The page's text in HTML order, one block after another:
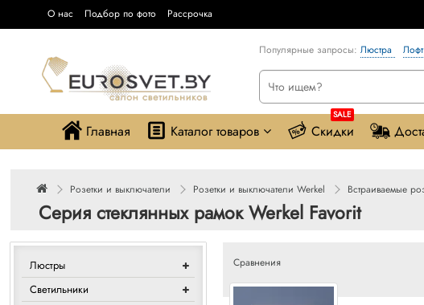
О нас Подбор по фото Рассрочка
Популярные запросы: Люстра Лофт
Главная Каталог товаров
SALE
Скидки
Розетки и выключатели Розетки и выключатели Werkel Встраиваемые
Серия стеклянных рамок Werkel Favorit
Люстры
Светильники
Сравнения